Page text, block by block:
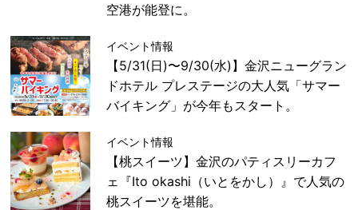
空港が能登に。
イベント情報
【5/31(日)〜9/30(水)】金沢ニューグラン
ドホテル プレステージの大人気「サマー
バイキング」が今年もスタート。
イベント情報
【桃スイーツ】金沢のパティスリーカフ
ェ『Ito okashi（いとをかし）』で人気の
桃スイーツを堪能。